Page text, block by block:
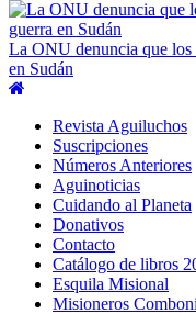
La ONU denuncia que los
en Sudán
Revista Aguiluchos
Suscripciones
Números Anteriores
Aguinoticias
Cuidando al Planeta
Donativos
Contacto
Catálogo de libros
Esquila Misional
Misioneros